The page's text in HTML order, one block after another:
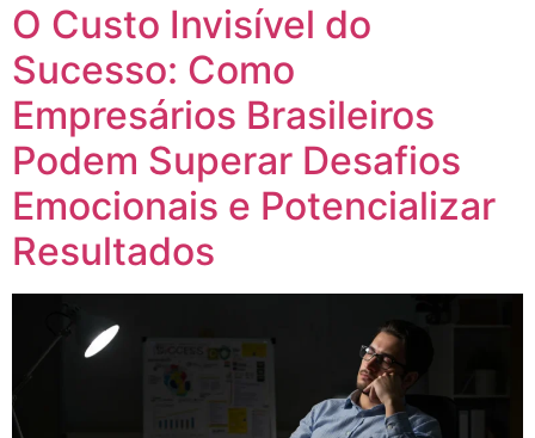
O Custo Invisível do
Sucesso: Como
Empresários Brasileiros
Podem Superar Desafios
Emocionais e Potencializar
Resultados